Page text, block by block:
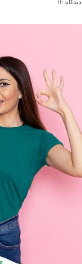
دیدگاه :0